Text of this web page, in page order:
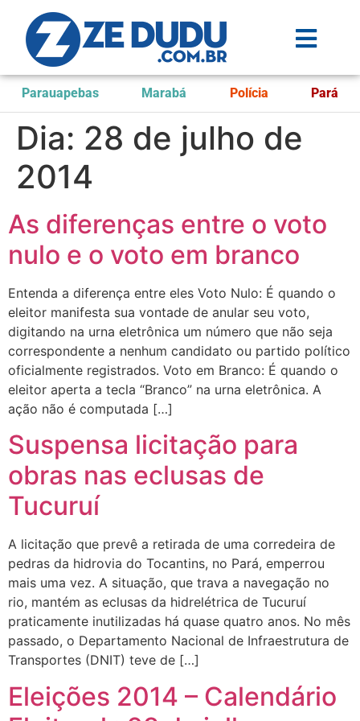
Parauapebas Marabá Polícia Pará
Dia: 28 de julho de
2014
As diferenças entre o voto
nulo e o voto em branco
Entenda a diferença entre eles Voto Nulo: É quando o
eleitor manifesta sua vontade de anular seu voto,
digitando na urna eletrônica um número que não seja
correspondente a nenhum candidato ou partido político
oficialmente registrados. Voto em Branco: É quando o
eleitor aperta a tecla “Branco” na urna eletrônica. A
ação não é computada […]
Suspensa licitação para
obras nas eclusas de
Tucuruí
A licitação que prevê a retirada de uma corredeira de
pedras da hidrovia do Tocantins, no Pará, emperrou
mais uma vez. A situação, que trava a navegação no
rio, mantém as eclusas da hidrelétrica de Tucuruí
praticamente inutilizadas há quase quatro anos. No mês
passado, o Departamento Nacional de Infraestrutura de
Transportes (DNIT) teve de […]
Eleições 2014 – Calendário